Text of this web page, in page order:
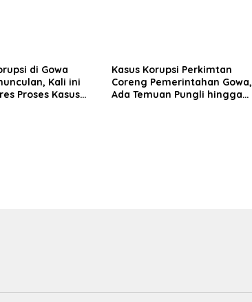
di Gowa
Kali ini
Proses Kasus
Kasus Korupsi Perkimtan
Coreng Pemerintahan Gowa,
Ada Temuan Pungli hingga